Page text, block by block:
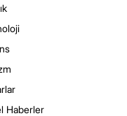
Haberler